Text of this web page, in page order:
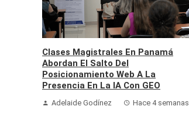
Clases Magistrales En Panamá
Abordan El Salto Del
Posicionamiento Web A La
Presencia En La IA Con GEO
Adelaide Godínez Hace 4 semanas